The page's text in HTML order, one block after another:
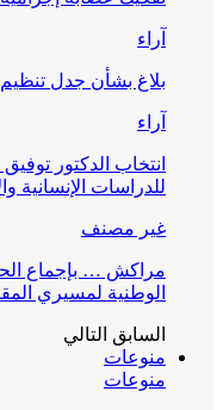
آراء
بلاغ بشأن جدل تنظيم
آراء
انتخاب الدكتور
للدراسات الإنسانية
غير مصنف
مراكش … بإجماع
الوطنية لمسيري
السابق التالي
منوعات
منوعات